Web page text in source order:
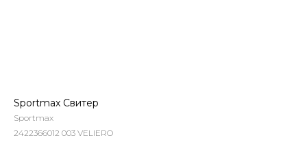
Sportmax Свитер
Sportmax
2422366012 003 VELIERO